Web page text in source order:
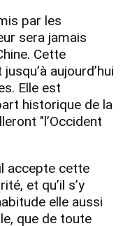
par les
sera jamais
Cette
aujourd’hui
Elle est
historique de la
"l’Occident
accepte cette
et qu’il s’y
elle aussi
que de toute